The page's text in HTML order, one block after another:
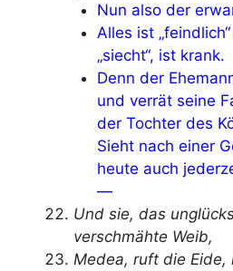
Nun also der
Alles ist
„siecht“, ist krank.
Denn der
und verrät seine
der Tochter des
Sieht nach einer
heute auch
—
Und sie, das
verschmähte Weib,
Medea, ruft die Eide,